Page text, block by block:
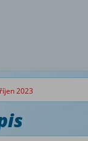
2023